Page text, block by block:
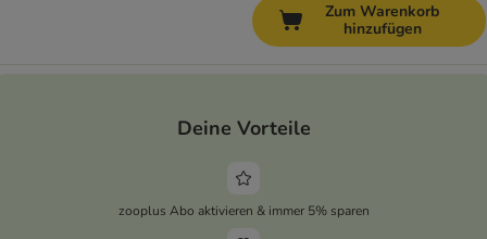
Zum Warenkorb
hinzufügen
Deine Vorteile
zooplus Abo aktivieren & immer 5% sparen